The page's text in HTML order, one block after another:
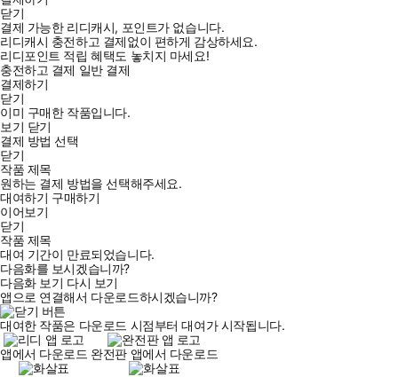
닫기
결제 가능한 리디캐시, 포인트가 없습니다.
리디캐시 충전하고 결제없이 편하게 감상하세요.
리디포인트 적립 혜택도 놓치지 마세요!
충전하고 결제 일반 결제
결제하기
닫기
이미 구매한 작품입니다.
보기 닫기
결제 방법 선택
닫기
작품 제목
원하는 결제 방법을 선택해주세요.
대여하기 구매하기
이어보기
닫기
작품 제목
대여 기간이 만료되었습니다.
다음화를 보시겠습니까?
다음화 보기 다시 보기
앱으로 연결해서 다운로드하시겠습니까?
대여한 작품은 다운로드 시점부터 대여가 시작됩니다.
앱에서 다운로드 완전판 앱에서 다운로드